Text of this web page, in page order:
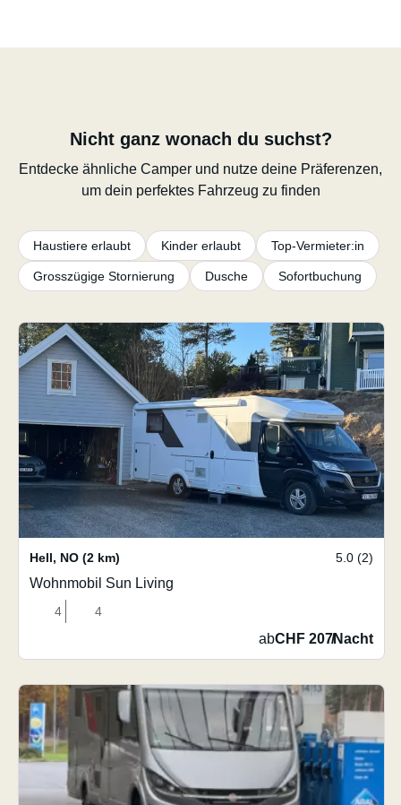
Nicht ganz wonach du suchst?
Entdecke ähnliche Camper und nutze deine Präferenzen,
um dein perfektes Fahrzeug zu finden
Haustiere erlaubt Kinder erlaubt Top-Vermieter:in
Grosszügige Stornierung Dusche Sofortbuchung
Hell, NO (2 km) 5.0 (2)
Wohnmobil Sun Living
4 4
abCHF 207/Nacht